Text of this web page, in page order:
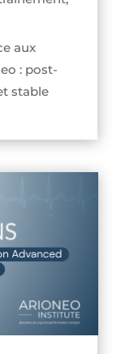
aux
: post-
stable